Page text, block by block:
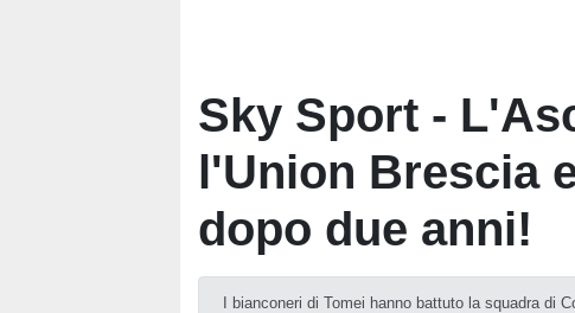
Sky Sport -
l'Union Brescia
dopo due anni!
I bianconeri di Tomei hanno battuto la squadra di